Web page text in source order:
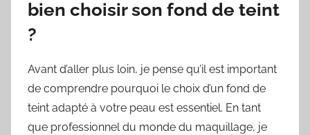
bien choisir son fond de teint
?
Avant d’aller plus loin, je pense qu’il est important
de comprendre pourquoi le choix d’un fond de
teint adapté à votre peau est essentiel. En tant
que professionnel du monde du maquillage, je